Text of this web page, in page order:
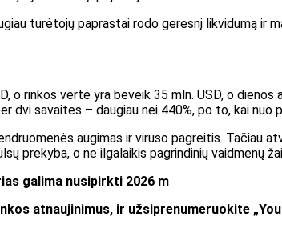
turėtojų paprastai rodo geresnį likvidumą ir
o rinkos vertė yra beveik 35 mln. USD, o
dvi savaites – daugiau nei 440%, po to, kai nuo
augimas ir viruso pagreitis. Tačiau
prekyba, o ne ilgalaikis pagrindinių vaidmenų
galima nusipirkti 2026 m
atnaujinimus, ir užsiprenumeruokite